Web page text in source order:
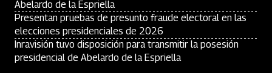
Abelardo de la Espriella
Presentan pruebas de presunto fraude electoral en las
elecciones presidenciales de 2026
Inravisión tuvo disposición para transmitir la posesión
presidencial de Abelardo de la Espriella